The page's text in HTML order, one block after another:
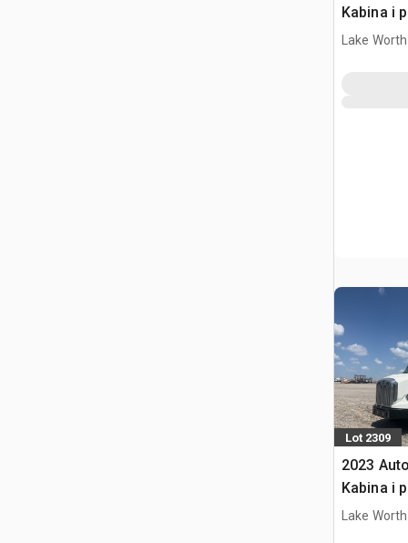
Kabina i
Lake
Lot 2309
2023
Kabina i
Lake